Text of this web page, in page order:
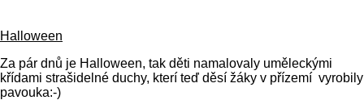
Halloween
Za pár dnů je Halloween, tak děti namalovaly uměleckými
křídami strašidelné duchy, kterí teď děsí žáky v přízemí vyrobily
pavouka:-)